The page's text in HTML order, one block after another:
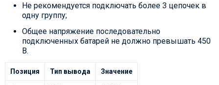
Не рекомендуется подключать более 3 цепочек в
одну группу;
Общее напряжение последовательно
подключенных батарей не должно превышать 450
В.
Позиция Тип вывода Значение